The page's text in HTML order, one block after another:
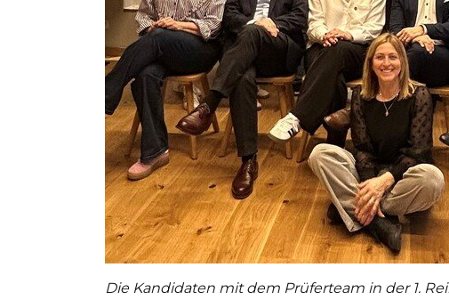
Die Kandidaten mit dem Prüferteam in der 1.